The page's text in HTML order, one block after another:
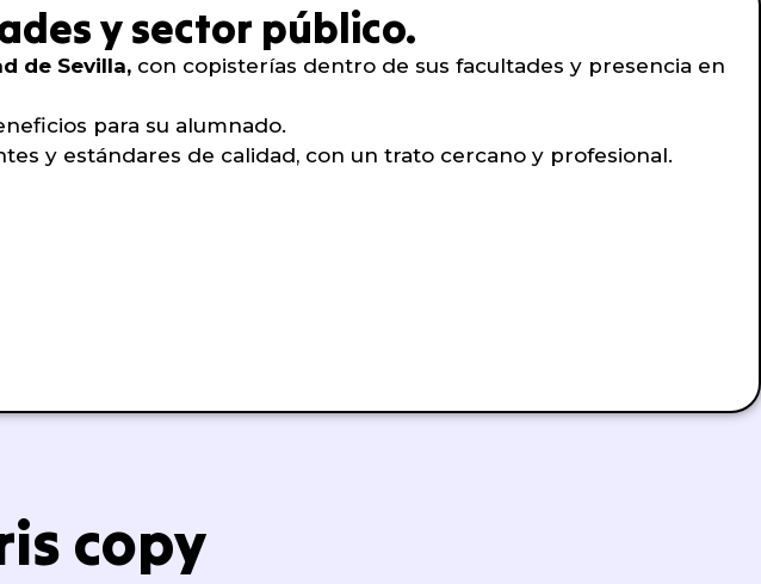
y sector público.
de Sevilla, con copisterías dentro de sus facultades y presencia en
para su alumnado.
y estándares de calidad, con un trato cercano y profesional.
copy